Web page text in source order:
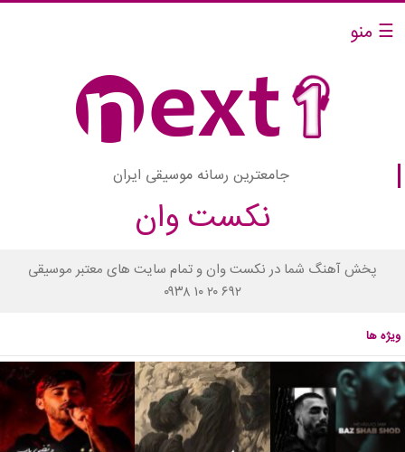
☰ منو
جامعترین رسانه موسیقی ایران
نکست وان
پخش آهنگ شما در نکست وان و تمام سایت های معتبر موسیقی
۰۹۳۸ ۱۰ ۲۰ ۶۹۲
ویژه ها